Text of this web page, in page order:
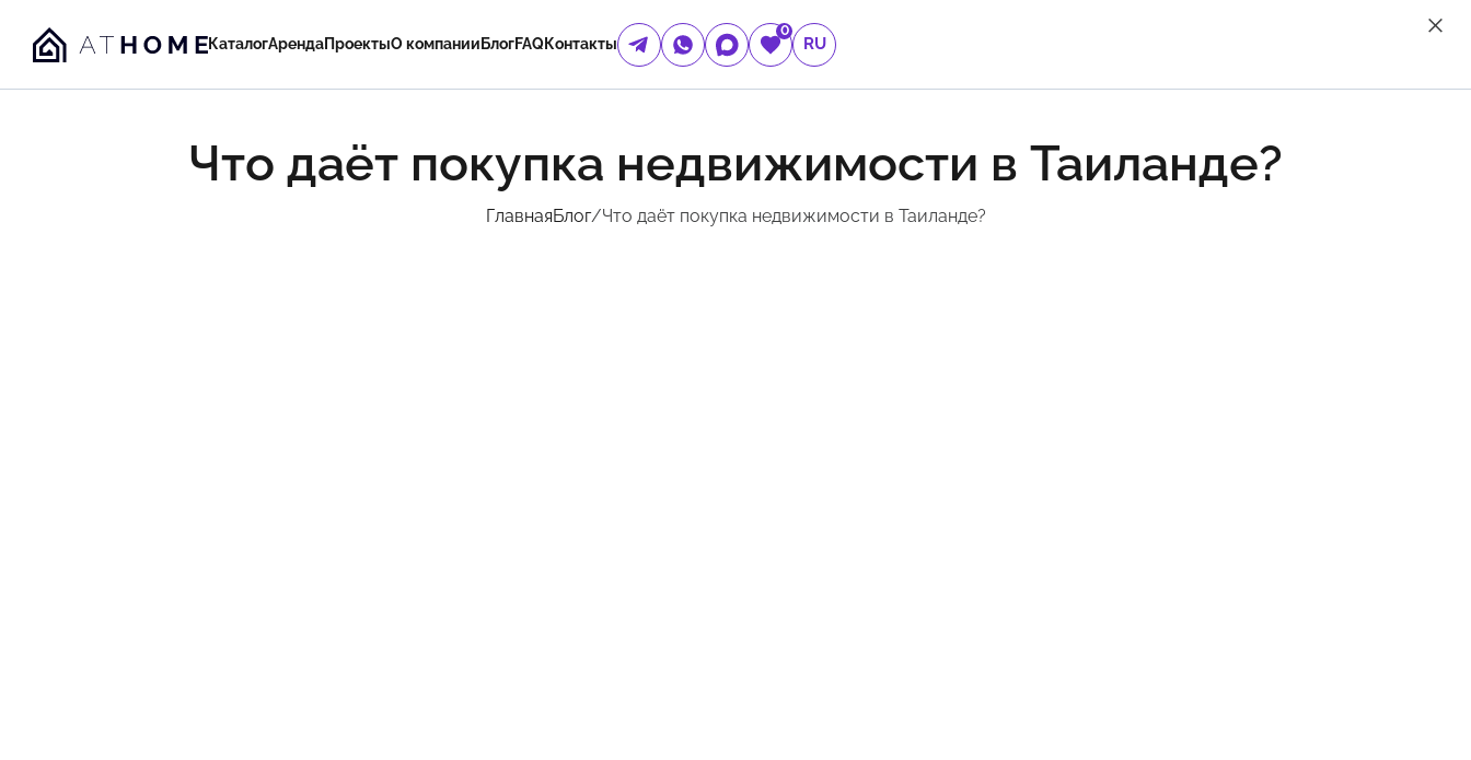
КаталогАрендаПроектыО компании БлогFAQКонтакты
0
RU
Что даёт покупка недвижимости в Таиланде?
ГлавнаяБлог/Что даёт покупка недвижимости в Таиланде?